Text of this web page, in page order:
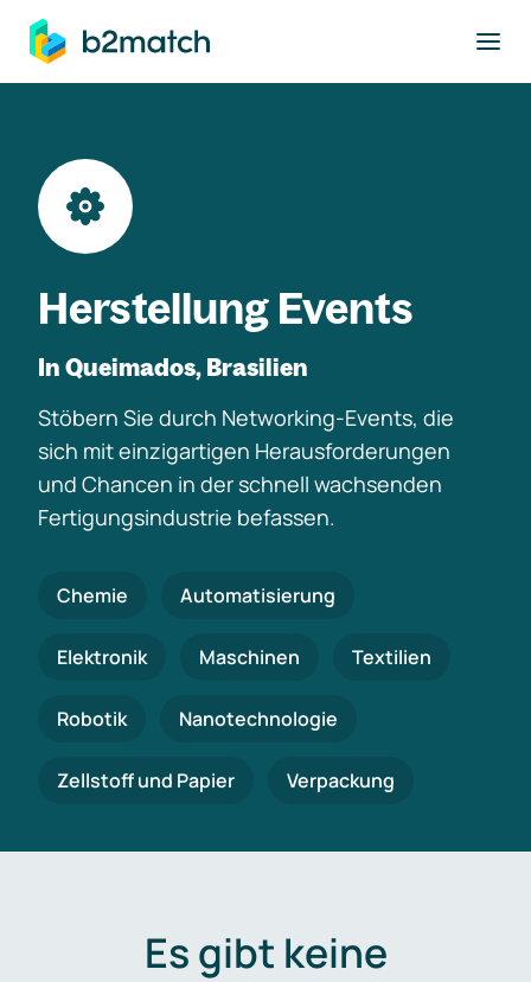
springen
Herstellung Events
In Queimados, Brasilien
Stöbern Sie durch Networking-Events, die
sich mit einzigartigen Herausforderungen
und Chancen in der schnell wachsenden
Fertigungsindustrie befassen.
Chemie Automatisierung
Elektronik Maschinen Textilien
Robotik Nanotechnologie
Zellstoff und Papier Verpackung
Es gibt keine